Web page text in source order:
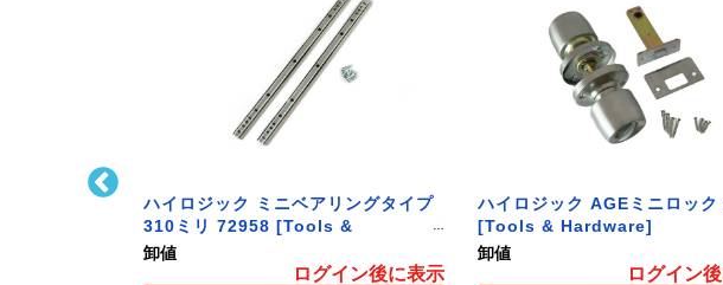
ハイロジック ミニベアリングタイプ
310ミリ 72958 [Tools &
Hardware]
卸値
ログイン後に表示
ハイロジック AGEミニロッ
[Tools & Hardware]
卸値
ログイン